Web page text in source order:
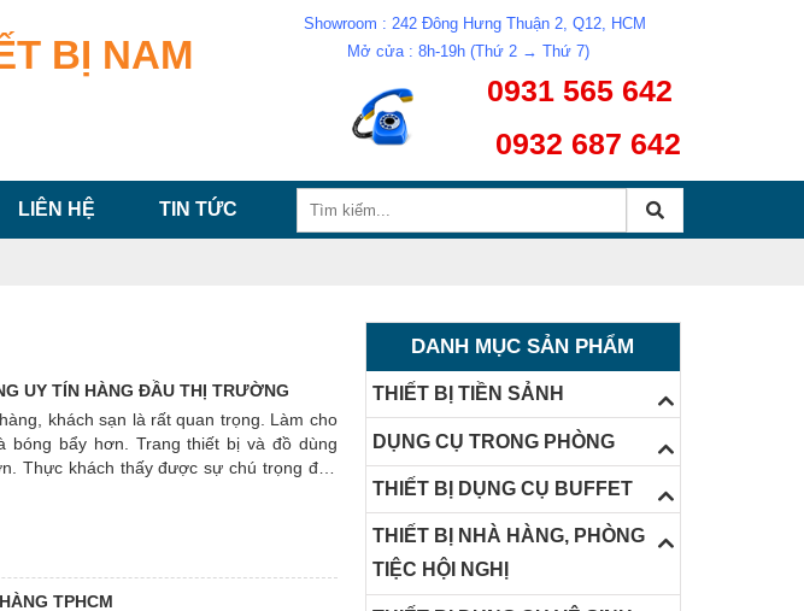
BỊ NAM
Showroom : 242 Đông Hưng Thuận 2, Q12, HCM
Mở cửa : 8h-19h (Thứ 2 → Thứ 7)
0931 565 642
0932 687 642
LIÊN HỆ TIN TỨC
UY TÍN HÀNG ĐẦU THỊ TRƯỜNG
khách sạn là rất quan trọng. Làm cho
bóng bẩy hơn. Trang thiết bị và đồ dùng
Thực khách thấy được sự chú trọng đầu
TPHCM
DANH MỤC SẢN PHẨM
THIẾT BỊ TIỀN SẢNH
DỤNG CỤ TRONG PHÒNG
THIẾT BỊ DỤNG CỤ BUFFET
THIẾT BỊ NHÀ HÀNG, PHÒNG
TIỆC HỘI NGHỊ